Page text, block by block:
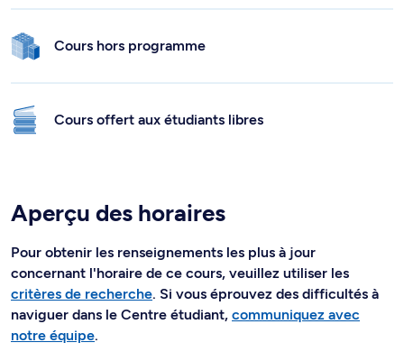
Cours hors programme
Cours offert aux étudiants libres
Aperçu des horaires
Pour obtenir les renseignements les plus à jour
concernant l'horaire de ce cours, veuillez utiliser les
critères de recherche. Si vous éprouvez des difficultés à
naviguer dans le Centre étudiant, communiquez avec
notre équipe.